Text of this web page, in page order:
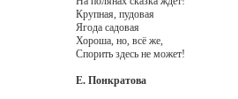
Крупная, пудовая
Ягода садовая
Хороша, но, всё же,
Спорить здесь не может!
Е. Понкратова